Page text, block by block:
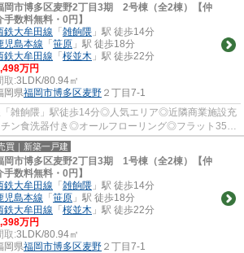
岡市博多区麦野2丁目3期 2号棟（全2棟）【仲
手数料無料・0円】
鉄大牟田線 「 雑餉隈 」駅 徒歩14分
児島本線 「 笹原 」駅 徒歩18分
鉄大牟田線 「 桜並木 」駅 徒歩22分
万円
取:3LDK/80.94㎡
岡県福岡市博多区麦野 ２丁目7-1
雑餉隈」駅徒歩14分◎人気エリア◎近隣商業施設充
ン食洗器付き◎オールフローリング◎フラット35S
買｜新築一戸建
岡市博多区麦野2丁目3期 1号棟（全2棟）【仲
手数料無料・0円】
鉄大牟田線 「 雑餉隈 」駅 徒歩14分
児島本線 「 笹原 」駅 徒歩18分
鉄大牟田線 「 桜並木 」駅 徒歩22分
万円
取:3LDK/80.94㎡
岡県福岡市博多区麦野 ２丁目7-1